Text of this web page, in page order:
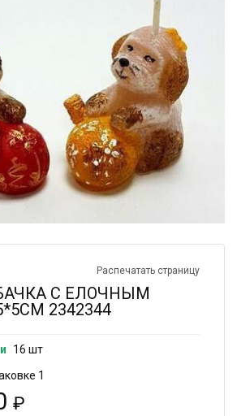
Распечатать страницу
С ЕЛОЧНЫМ
2342344
16 шт
1
₽